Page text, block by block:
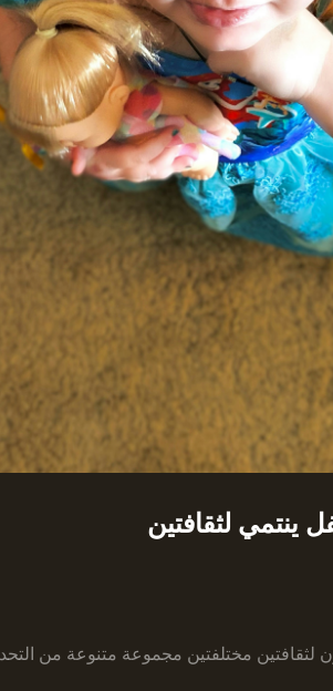
ينتمي لثقافتين
لثقافتين مختلفتين مجموعة متنوعة من